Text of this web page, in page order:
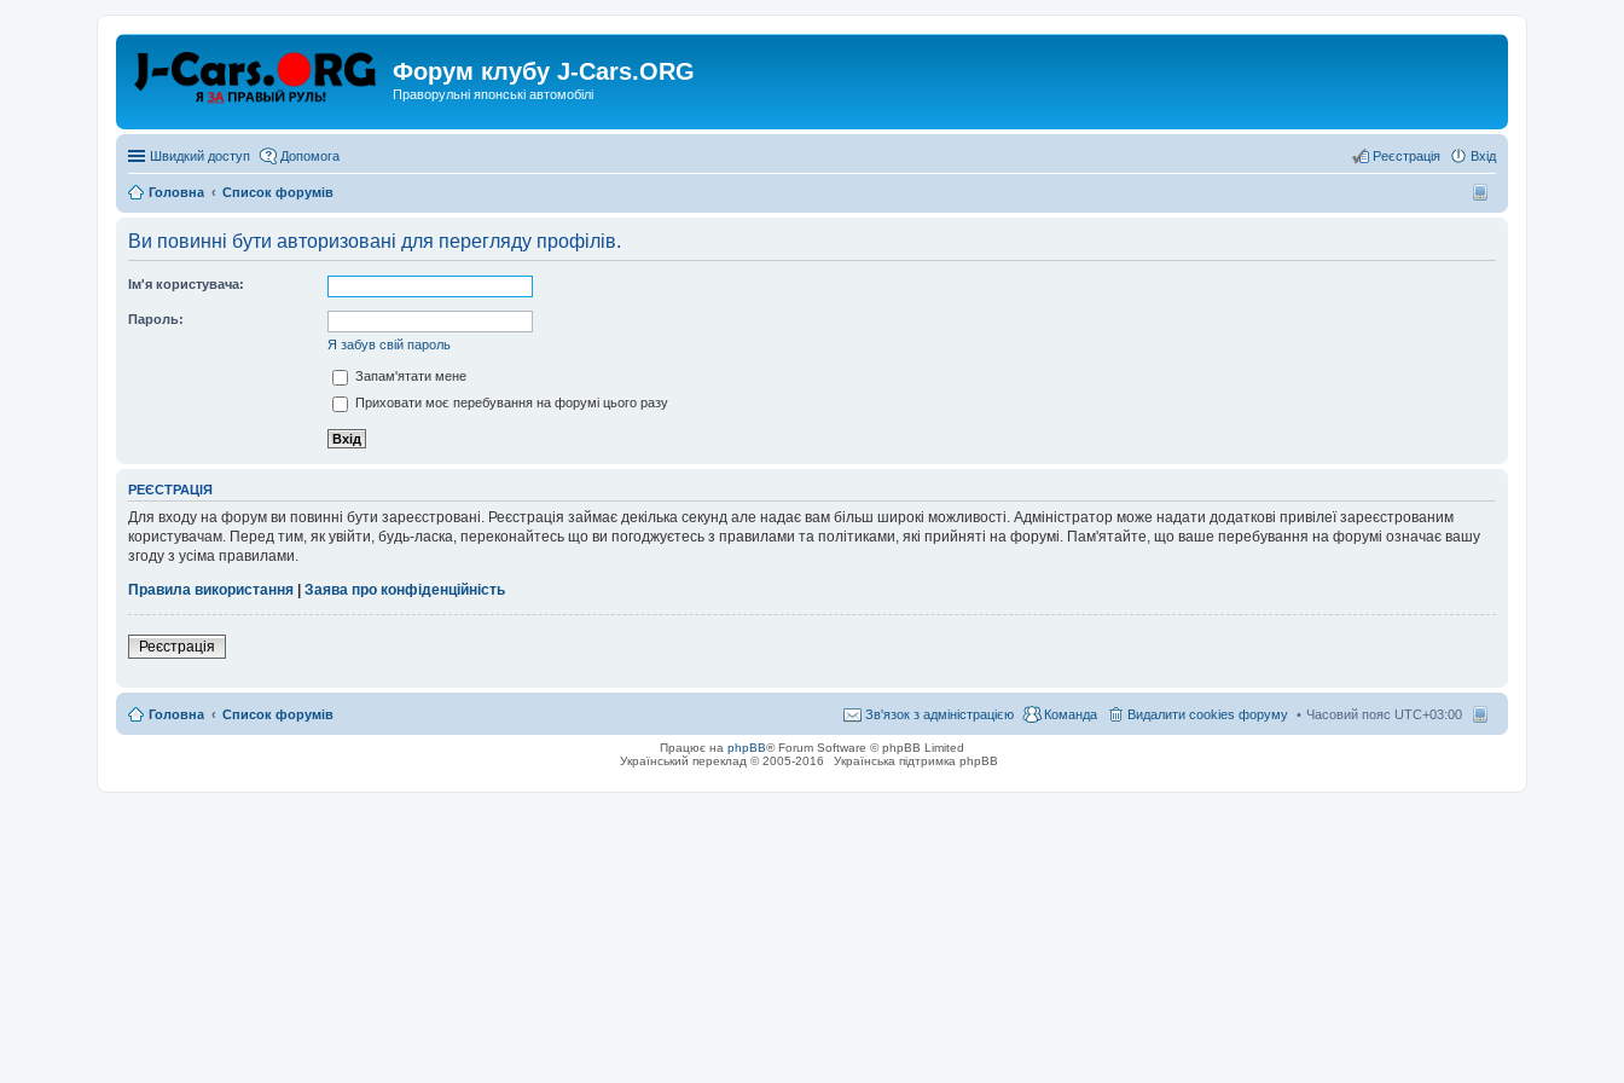
Форум клубу J-Cars.ORG
Праворульні японські автомобілі
Швидкий доступ Допомога Вхід
Реєстрація
Головна Список форумів
Ви повинні бути авторизовані для перегляду профілів.
Ім'я користувача:
Пароль:
Я забув свій пароль
Запам'ятати мене
Приховати моє перебування на форумі цього разу
РЕЄСТРАЦІЯ
Для входу на форум ви повинні бути зареєстровані. Реєстрація займає декілька секунд але надає вам більш широкі можливості. Адміністратор може надати додаткові привілеї зареєстрованим
користувачам. Перед тим, як увійти, будь-ласка, переконайтесь що ви погоджуєтесь з правилами та політиками, які прийняті на форумі. Пам'ятайте, що ваше перебування на форумі означає вашу
згоду з усіма правилами.
Правила використання
Заява про конфіденційність
Реєстрація
Головна Список форумів Часовий пояс UTC+03:00
Видалити cookies форуму
Команда
Зв'язок з адміністрацією
Працює на phpBB® Forum Software © phpBB Limited
Український переклад © 2005-2016
Українська підтримка phpBB